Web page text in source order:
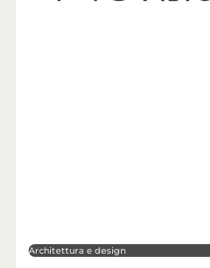
Architettura e design